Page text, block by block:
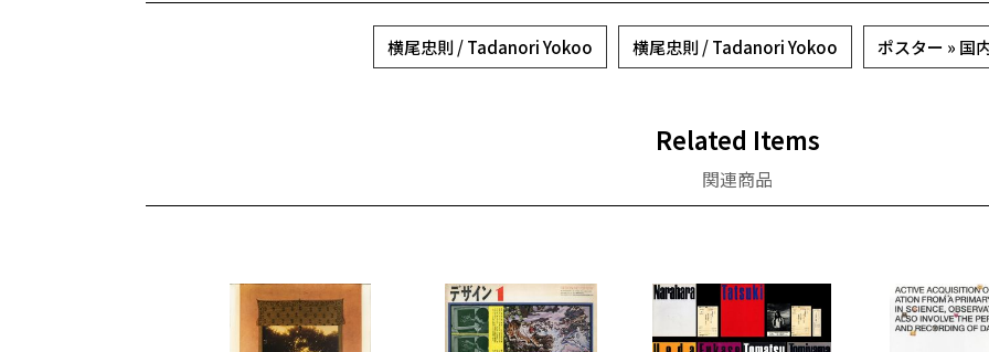
横尾忠則 / Tadanori Yokoo 横尾忠則 / Tadanori Yokoo ポスター » 国
Related Items
関連商品